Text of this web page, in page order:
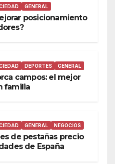
GENERAL
posicionamiento
DEPORTES GENERAL
campos: el mejor
familia
GENERAL NEGOCIOS
de pestañas precio
de España